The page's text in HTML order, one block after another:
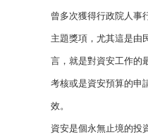
曾多次獲得行政院人事
主題獎項，尤其這是由
言，就是對資安工作的
考核或是資安預算的申
效。
資安是個永無止境的投